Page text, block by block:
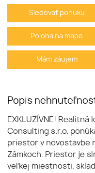
Sledovať ponuku
Poloha na mape
Mám záujem
Popis
EXKLUZÍVNE!
Consulting s.r.o.
priestor v novostavbe
Zámkoch. Priestor je
veľkej miestnosti,